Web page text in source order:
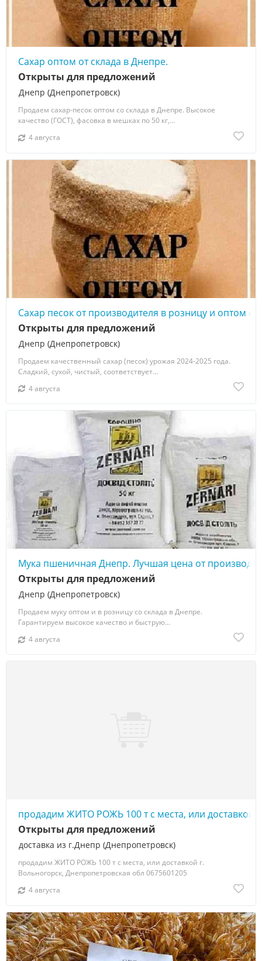
Сахар оптом от склада в Днепре.
Днепр (Днепропетровск)
Открыты для предложений
Продаем сахар-песок оптом со склада в Днепре. Высокое
качество (ГОСТ), фасовка в мешках по 50 кг,...
4 августа
Сахар песок от производителя в розницу и оптом со
Днепр (Днепропетровск)
Открыты для предложений
Продаем качественный сахар (песок) урожая 2024-2025 года.
Сладкий, сухой, чистый, соответствует...
4 августа
Мука пшеничная Днепр. Лучшая цена от
Днепр (Днепропетровск)
Открыты для предложений
Продаем муку оптом и в розницу со склада в Днепре.
Гарантируем высокое качество и быструю...
4 августа
продадим ЖИТО РОЖЬ 100 т с места, или доставкой
доставка из г.Днепр (Днепропетровск)
Открыты для предложений
продадим ЖИТО РОЖЬ 100 т с места, или доставкой г.
Вольногорск, Днепропетровская обл 0675601205
4 августа